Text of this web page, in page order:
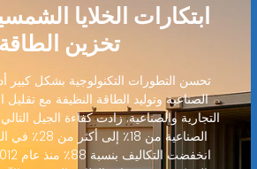
ابتكارات الخلايا
تخزين الطاقة
تحسن التطورات التكنولوجية بشكل كبير
الصناعية وتوليد الطاقة النظيفة مع تقليل
التجارية والصناعية. زادت كفاءة الجيل
الصناعية من